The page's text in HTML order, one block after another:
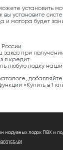
установить
вы установите
и мотора будет
России
при
в кредит
любую лодку
добавляйте
«Купить в 1
надувных лодок ПВХ и